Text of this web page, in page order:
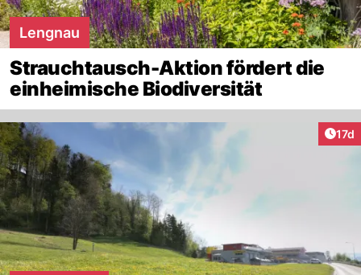
Lengnau
Strauchtausch-Aktion fördert die
einheimische Biodiversität
17d